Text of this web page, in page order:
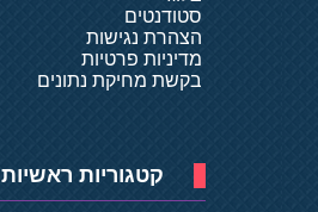
סטודנטים
הצהרת נגישות
מדיניות פרטיות
בקשת מחיקת נתונים
קטגוריות ראשיות